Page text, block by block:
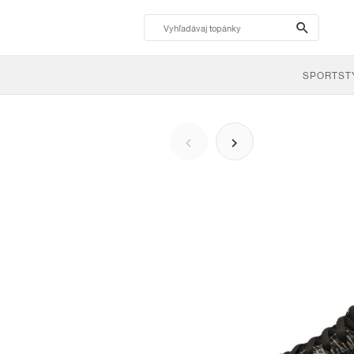
search-
btn